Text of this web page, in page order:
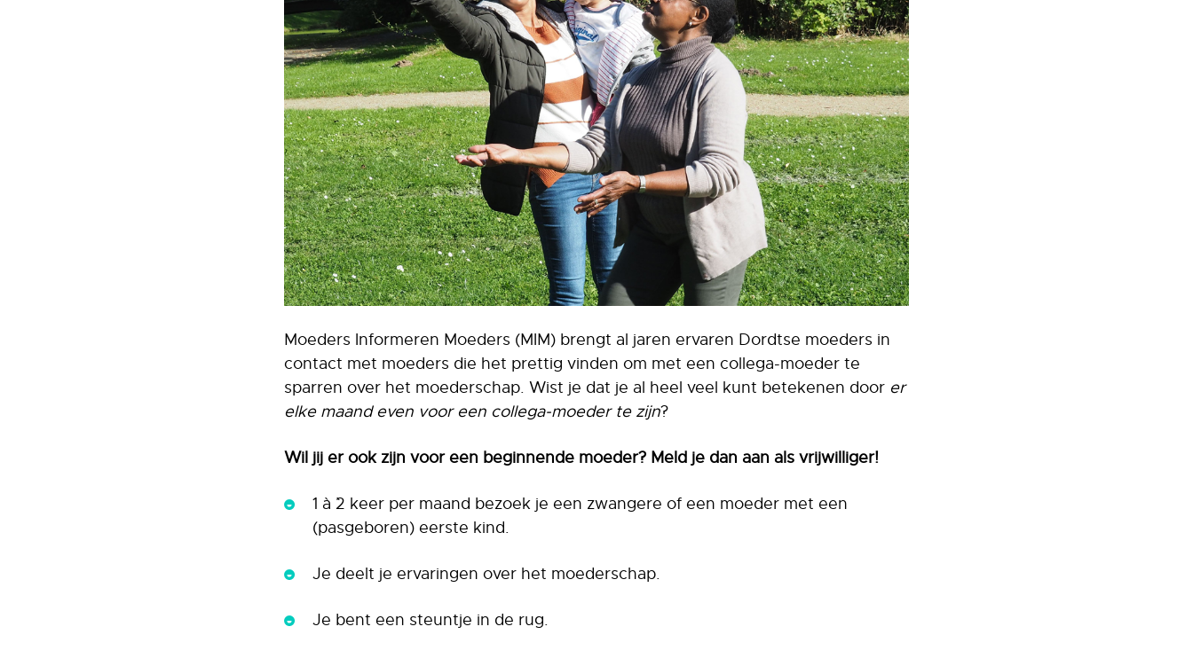
Moeders Informeren Moeders (MIM) brengt al jaren ervaren Dordtse moeders in
contact met moeders die het prettig vinden om met een collega-moeder te
sparren over het moederschap. Wist je dat je al heel veel kunt betekenen door er
elke maand even voor een collega-moeder te zijn?
Wil jij er ook zijn voor een beginnende moeder? Meld je dan aan als vrijwilliger!
1 à `2 keer per maand bezoek je een zwangere of een moeder met een
(pasgeboren) eerste kind.
Je deelt je ervaringen over het moederschap.
Je bent een steuntje in de rug.